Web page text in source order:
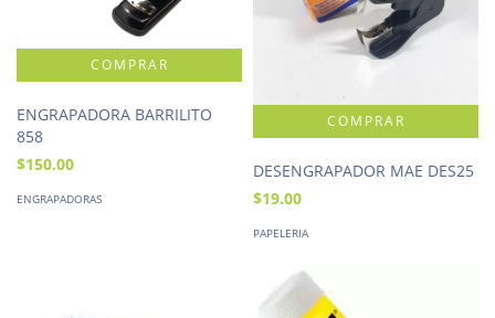
ENGRAPADORA BARRILITO
858
$150.00
ENGRAPADORAS
DESENGRAPADOR MAE DES25
$19.00
PAPELERIA